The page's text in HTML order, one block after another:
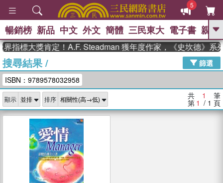
5
GO
高希均教授回憶錄
、 The Odyssey 、 父親節 、 如果歷
獎 臺灣漫遊錄 、 方念華 、 台灣的李
登輝時代
數學女孩：黎曼猜想 、
偉大的迷走神經
暢銷榜 新品 中文 外文 簡體 三民東大 電子書 親子
指標大獎肯定！A.F. Steadman 獲年度作家，《史坎德》系
搜尋結果/
篩選
ISBN：9789578032958
顯示 排序 共 1 筆
第 1 / 1 頁